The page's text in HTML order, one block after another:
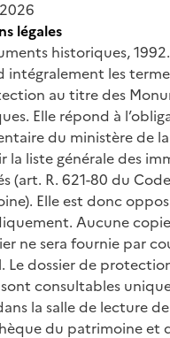
légales
historiques,
intégralement les
au titre des
Elle répond à
du ministère de
la liste générale des
(art. R. 621-80 du
Elle est donc
Aucune
ne sera fournie par
Le dossier de
sont consultables
la salle de lecture
du patrimoine et